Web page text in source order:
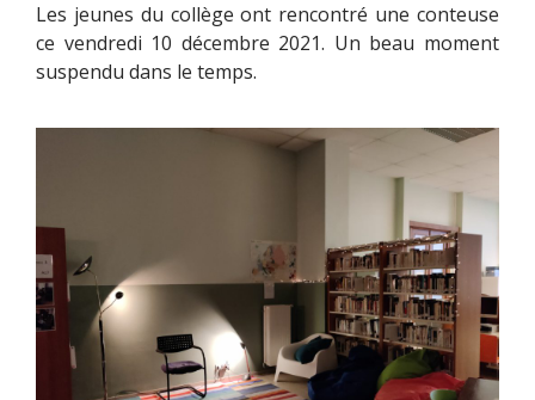
Les jeunes du collège ont rencontré une conteuse
ce vendredi 10 décembre 2021. Un beau moment
suspendu dans le temps.